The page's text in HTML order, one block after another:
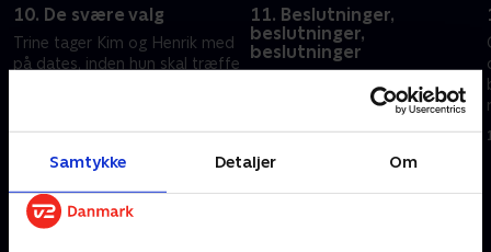
Samtykke Detaljer Om
10. De svære valg
Trine tager Kim og Henrik med
på dates, inden hun skal træffe
4. oktober 2022 • 40 min
11. Beslutninger,
beslutninger,
beslutninger
afgørelsens time. Hvem vælger
de gør alt for at gøre et sidste
11. oktober 2022 • 39 min
Andre så også